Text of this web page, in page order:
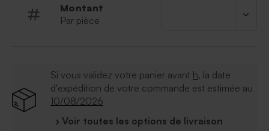
sachet transparent pour les dragées et une
attache parisienne pour assembler l'ensemble
Montant
Par pièce
Si vous validez votre panier avant h, la date
d'expédition de votre commande est estimée au
10/08/2026
› Voir toutes les options de livraison